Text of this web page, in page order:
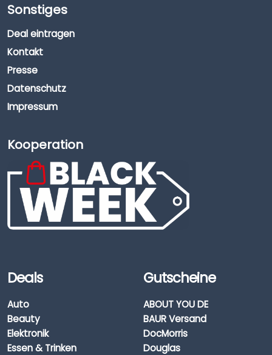
Sonstiges
Deal eintragen
Kontakt
Presse
Datenschutz
Impressum
Kooperation
Deals
Auto
Beauty
Elektronik
Essen & Trinken
Gutscheine
ABOUT YOU DE
BAUR Versand
DocMorris
Douglas